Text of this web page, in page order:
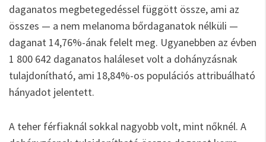
daganatos megbetegedéssel függött össze, ami az
összes — a nem melanoma bőrdaganatok nélküli —
daganat 14,76%-ának felelt meg. Ugyanebben az évben
1 800 642 daganatos haláleset volt a dohányzásnak
tulajdonítható, ami 18,84%-os populációs attribuálható
hányadot jelentett.
A teher férfiaknál sokkal nagyobb volt, mint nőknél. A